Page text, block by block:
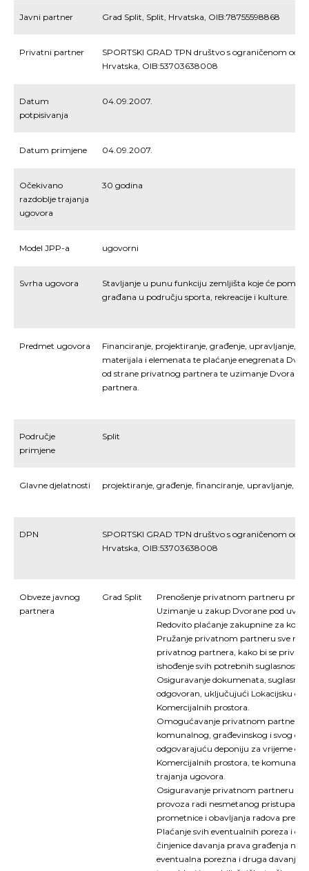
Javni partner Grad Split, Split, Hrvatska, OIB:78755598868
Privatni partner
SPORTSKI GRAD TPN društvo s ograničenom
Hrvatska, OIB:53703638008
Datum
potpisivanja
04.09.2007.
Datum primjene 04.09.2007.
Očekivano
razdoblje trajanja
ugovora
30 godina
Model JPP-a ugovorni
Svrha ugovora
Stavljanje u punu funkciju zemljišta koje će
građana u području sporta, rekreacije i kulture.
Predmet ugovora
Financiranje, projektiranje, građenje, upravljanje,
materijala i elemenata te plaćanje enegrenata
od strane privatnog partnera te uzimanje Dvorane
partnera.
Područje
primjene
Split
Glavne djelatnosti projektiranje, građenje, financiranje, upravljanje,
DPN
SPORTSKI GRAD TPN društvo s ograničenom
Hrvatska, OIB:53703638008
Obveze javnog
partnera
Grad Split
Prenošenje privatnom partneru
Uzimanje u zakup Dvorane pod
Redovito plaćanje zakupnine za
Pružanje privatnom partneru sve
privatnog partnera, kako bi se
ishođenje svih potrebnih suglasnosti i
Osiguravanje dokumenata,
odgovoran, uključujući Lokacijsku
Komercijalnih prostora.
Omogućavanje privatnom partneru
komunalnog, građevinskog i svog
odgovarajuću deponiju za vrijeme
Komercijalnih prostora, te
trajanja ugovora.
Osiguravanje privatnom partneru
provoza radi nesmetanog pristupa
prometnice i obavljanja radova
Plaćanje svih eventualnih poreza i
činjenice davanja prava građenja na
eventualna porezna i druga davanja